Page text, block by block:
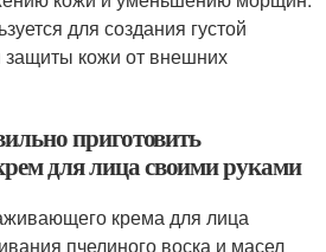
для создания густой
защиты кожи от внешних
приготовить
для лица своими руками
крема для лица
пчелиного воска и масел